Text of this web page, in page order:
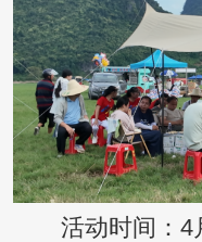
活动时间：4